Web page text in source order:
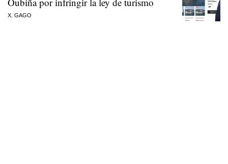
X. GAGO